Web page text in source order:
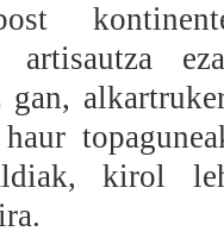
artisautza
gan,
kirol